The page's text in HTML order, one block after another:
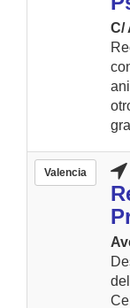
C/
Valencia